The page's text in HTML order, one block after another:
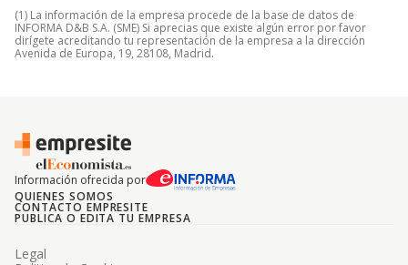
(1) La información de la empresa procede de la base de datos de
INFORMA D&B S.A. (SME) Si aprecias que existe algún error por favor
dirígete acreditando tu representación de la empresa a la dirección
Avenida de Europa, 19, 28108, Madrid.
Información ofrecida por
QUIENES SOMOS
CONTACTO EMPRESITE
PUBLICA O EDITA TU EMPRESA
Legal